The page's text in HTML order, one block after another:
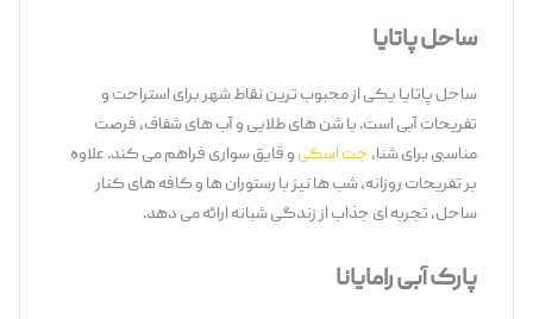
ساحل پاتایا
ساحل پاتایا یکی از محبوب ‌ترین نقاط شهر برای استراحت و
تفریحات آبی است. با شن‌ های طلایی و آب‌ های شفاف، فرصت
مناسبی برای شنا،جت ‌اسکی و قایق ‌سواری فراهم می ‌کند. علاوه
بر تفریحات روزانه، شب ‌ها نیز با رستوران ‌ها و کافه ‌های کنار
ساحل، تجربه ‌ای جذاب از زندگی شبانه ارائه می ‌دهد.
پارک آبی رامایانا